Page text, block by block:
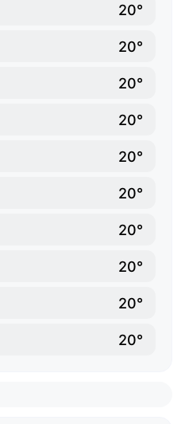
20°
20°
20°
20°
20°
20°
20°
20°
20°
20°